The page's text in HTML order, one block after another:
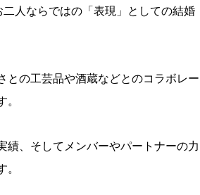
人ならではの「表現」としての結婚
との工芸品や酒蔵などとのコラボレー
。
績、そしてメンバーやパートナーの力
。